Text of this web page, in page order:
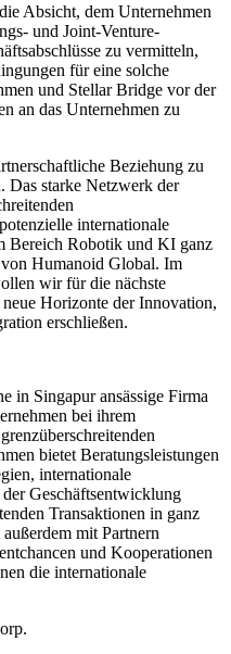
Absicht, dem Unternehmen
und Joint-Venture-
zu vermitteln,
für eine solche
und Stellar Bridge vor der
an das Unternehmen zu
Beziehung zu
Das starke Netzwerk der
internationale
Bereich Robotik und KI ganz
Humanoid Global. Im
wir für die nächste
Horizonte der Innovation,
erschließen.
in Singapur ansässige Firma
bei ihrem
bietet Beratungsleistungen
internationale
Geschäftsentwicklung
Transaktionen in ganz
mit Partnern
und Kooperationen
die internationale